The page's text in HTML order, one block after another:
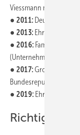
Viessmann mit
● 2011: Deutscher
● 2013: Ehrenprofessur
● 2016:
(Unternehmermagazin
● 2017:Großes
Bundesrepublik
● 2019:
Richtige